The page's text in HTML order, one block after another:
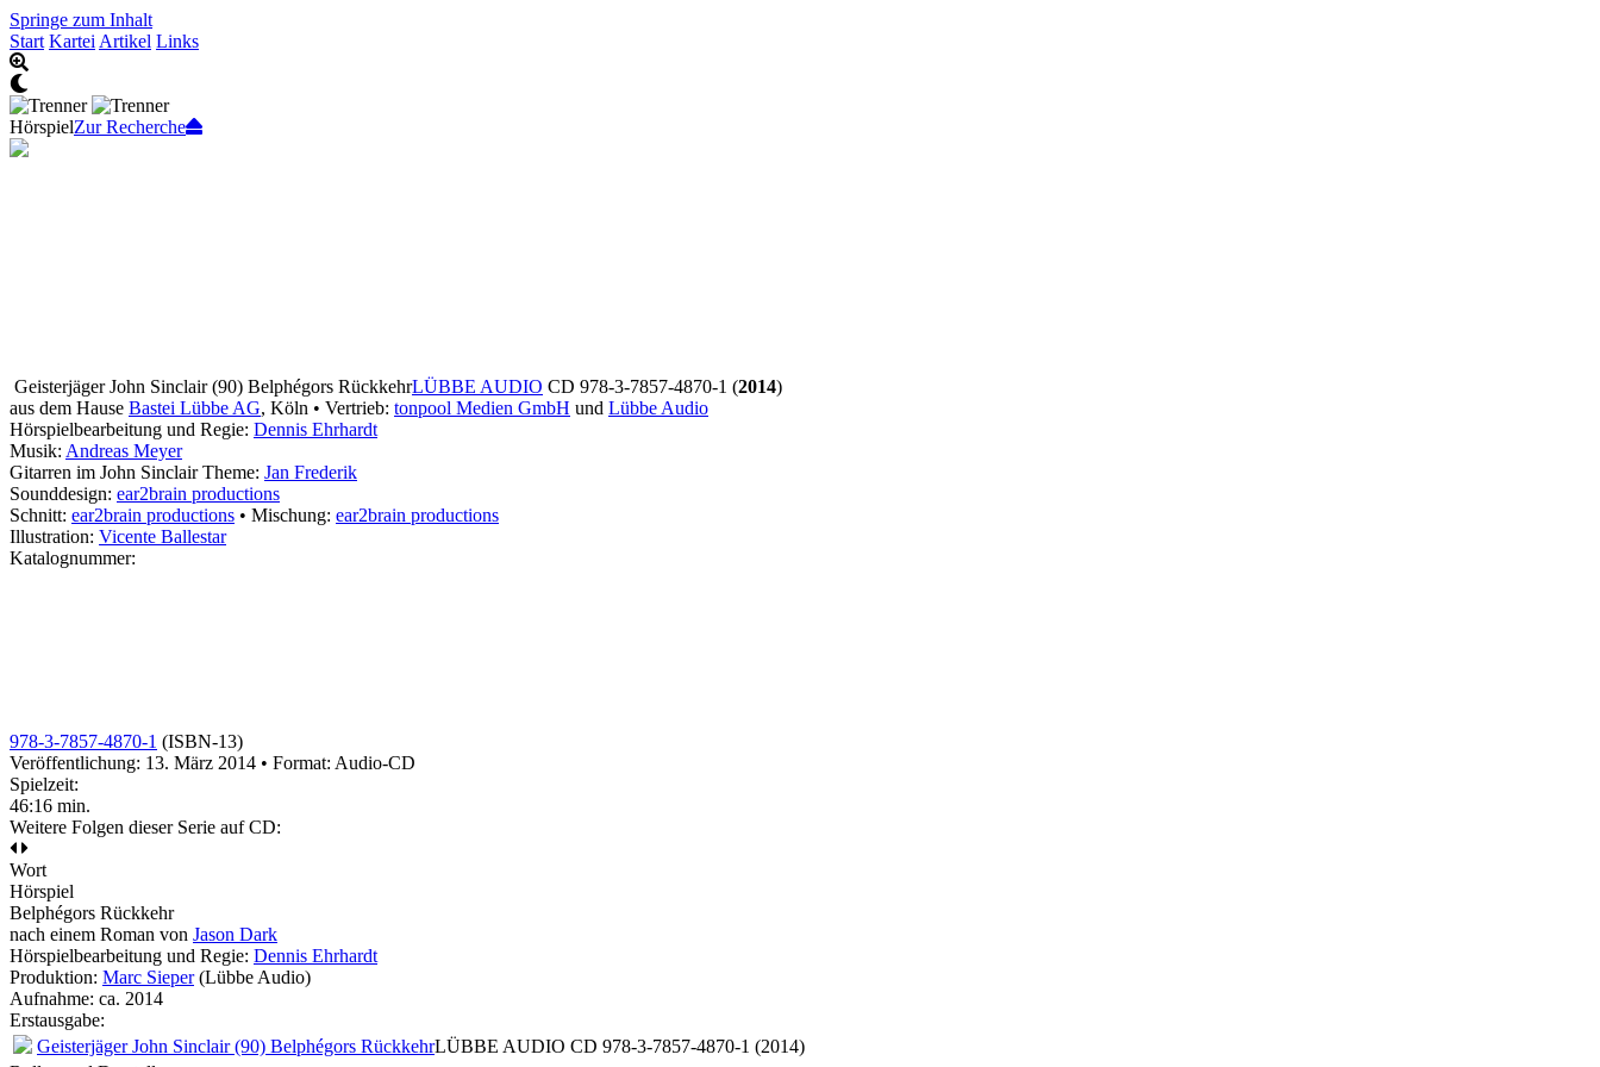
Springe zum Inhalt
Start Kartei Artikel Links
HörspielZur Recherche
Geisterjäger John Sinclair (90) Belphégors RückkehrLÜBBE AUDIO CD 978-3-7857-4870-1 (2014)
aus dem Hause Bastei Lübbe AG, Köln • Vertrieb: tonpool Medien GmbH und Lübbe Audio
Hörspielbearbeitung und Regie: Dennis Ehrhardt
Musik: Andreas Meyer
Gitarren im John Sinclair Theme: Jan Frederik
Sounddesign: ear2brain productions
Schnitt: ear2brain productions • Mischung: ear2brain productions
Illustration: Vicente Ballestar
Katalognummer:
978-3-7857-4870-1 (ISBN-13)
Veröffentlichung: 13. März 2014 • Format: Audio-CD
Spielzeit:
46:16 min.
Weitere Folgen dieser Serie auf CD:
Wort
Hörspiel
Belphégors Rückkehr
nach einem Roman von Jason Dark
Hörspielbearbeitung und Regie: Dennis Ehrhardt
Produktion: Marc Sieper(Lübbe Audio)
Aufnahme: ca. 2014
Erstausgabe:
Geisterjäger John Sinclair (90) Belphégors RückkehrLÜBBE AUDIO CD 978-3-7857-4870-1 (2014)